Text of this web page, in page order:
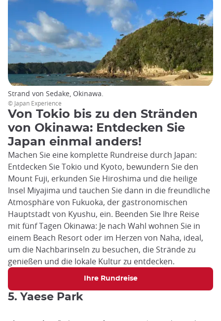
Von Tokio bis zu den Stränden
von Okinawa: Entdecken Sie
Japan einmal anders!
Machen Sie eine komplette Rundreise durch Japan:
Entdecken Sie Tokio und Kyoto, bewundern Sie den
Mount Fuji, erkunden Sie Hiroshima und die heilige
Insel Miyajima und tauchen Sie dann in die freundliche
Atmosphäre von Fukuoka, der gastronomischen
Hauptstadt von Kyushu, ein. Beenden Sie Ihre Reise
mit fünf Tagen Okinawa: Je nach Wahl wohnen Sie in
einem Beach Resort oder im Herzen von Naha, ideal,
um die Nachbarinseln zu besuchen, die Strände zu
genießen und die lokale Kultur zu entdecken.
Ihre Rundreise
Strand von Sedake, Okinawa.
© Japan Experience
5. Yaese Park